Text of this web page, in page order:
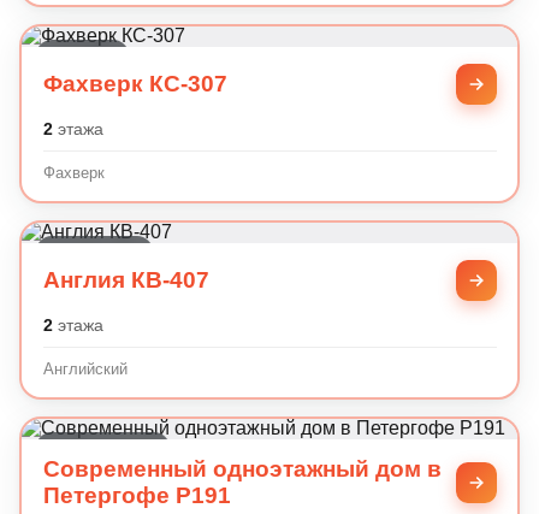
Фахверк КС-307
2этажа
Фахверк
Англия КВ-407
2этажа
Английский
Современный одноэтажный дом в
Петергофе P191